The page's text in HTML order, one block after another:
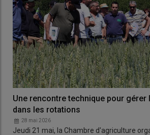
Une rencontre technique pour gérer
dans les rotations
28 mai 2026
Jeudi 21 mai, la Chambre d'agriculture